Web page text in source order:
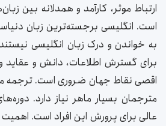
ارتباط موثر، کارآمد و همدلانه بین
است. انگلیسی برجسته‌ترین زبان
به خواندن و درک زبان انگلیسی
برای گسترش اطلاعات، دانش و عقاید و
اقصی نقاط جهان ضروری است. ترجمه
مترجمان بسیار ماهر نیاز دارد.
عالی برای پرورش این افراد است.